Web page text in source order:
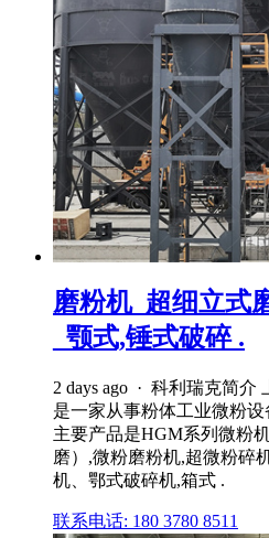
磨粉机_超细立式
_颚式,锤式破碎 .
2 days ago · 科利瑞克简介
是一家从事粉体工业微粉
主要产品是HGM系列微粉
磨）,微粉磨粉机,超微粉碎
机、鄂式破碎机,箱式 .
联系电话: 180 3780 8511